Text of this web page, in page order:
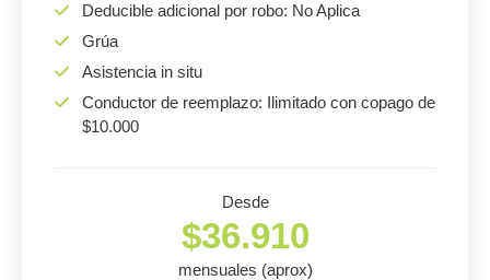
Deducible adicional por robo: No Aplica
Grúa
Asistencia in situ
Conductor de reemplazo: Ilimitado con copago de
$10.000
Desde
$36.910
mensuales (aprox)